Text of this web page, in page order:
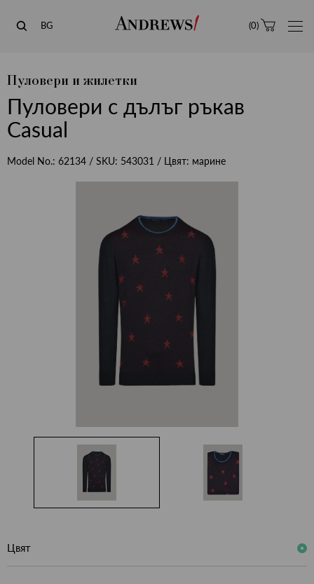
Andrews
BG (0)
Пуловери и жилетки
Пуловери с дълъг ръкав
Casual
Model No.: 62134 / SKU: 543031 / Цвят: марине
Цвят